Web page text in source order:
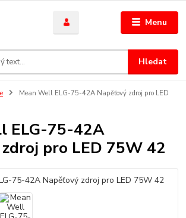
Menu
Hledat
Mean Well ELG-75-42A Napěťový zdroj pro LED
ELG-75-42A
pro LED 75W 42